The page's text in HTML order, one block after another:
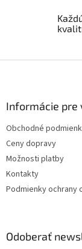
Informácie pre
Obchodné
Ceny dopravy
Možnosti platby
Kontakty
Podmienky ochrany
Odoberať